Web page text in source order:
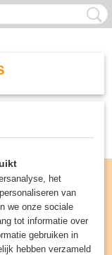
het
van
we onze sociale
tot informatie over
gebruiken in
hebben verzameld